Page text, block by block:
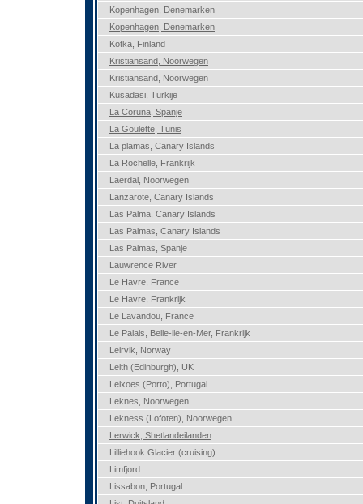
Kopenhagen, Denemarken
Kopenhagen, Denemarken
Kotka, Finland
Kristiansand, Noorwegen
Kristiansand, Noorwegen
Kusadasi, Turkije
La Coruna, Spanje
La Goulette, Tunis
La plamas, Canary Islands
La Rochelle, Frankrijk
Laerdal, Noorwegen
Lanzarote, Canary Islands
Las Palma, Canary Islands
Las Palmas, Canary Islands
Las Palmas, Spanje
Lauwrence River
Le Havre, France
Le Havre, Frankrijk
Le Lavandou, France
Le Palais, Belle-ile-en-Mer, Frankrijk
Leirvik, Norway
Leith (Edinburgh), UK
Leixoes (Porto), Portugal
Leknes, Noorwegen
Lekness (Lofoten), Noorwegen
Lerwick, Shetlandeilanden
Lilliehook Glacier (cruising)
Limfjord
Lissabon, Portugal